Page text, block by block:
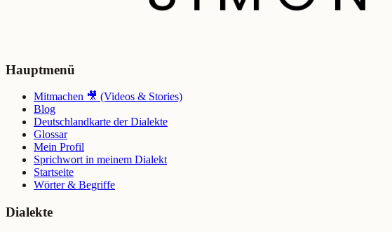
Hauptmenü
Mitmachen 🎥 (Videos & Stories)
Blog
Deutschlandkarte der Dialekte
Glossar
Mein Profil
Sprichwort in meinem Dialekt
Startseite
Wörter & Begriffe
Dialekte